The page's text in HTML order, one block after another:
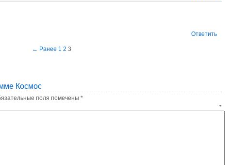
Ответить
← Ранее 1 2 3
Космос
поля помечены *
*